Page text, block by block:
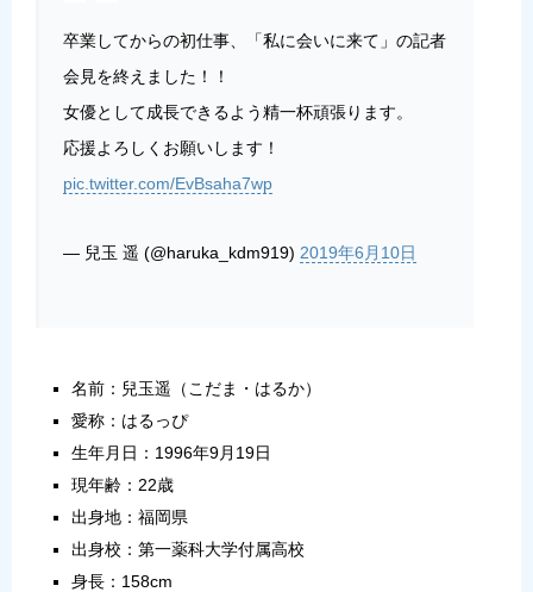
卒業してからの初仕事、「私に会いに来て」の記者
会見を終えました！！
女優として成長できるよう精一杯頑張ります。
応援よろしくお願いします！
pic.twitter.com/EvBsaha7wp
— 兒玉 遥 (@haruka_kdm919) 2019年6月10日
名前：兒玉遥（こだま・はるか）
愛称：はるっぴ
生年月日：1996年9月19日
現年齢：22歳
出身地：福岡県
出身校：第一薬科大学付属高校
身長：158cm